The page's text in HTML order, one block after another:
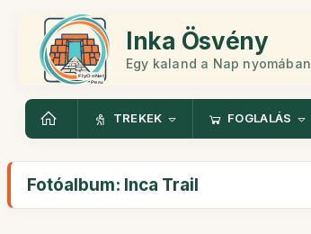
Inka Ösvény
Egy kaland a Nap nyomában
TREKEK FOGLALÁS
Fotóalbum: Inca Trail